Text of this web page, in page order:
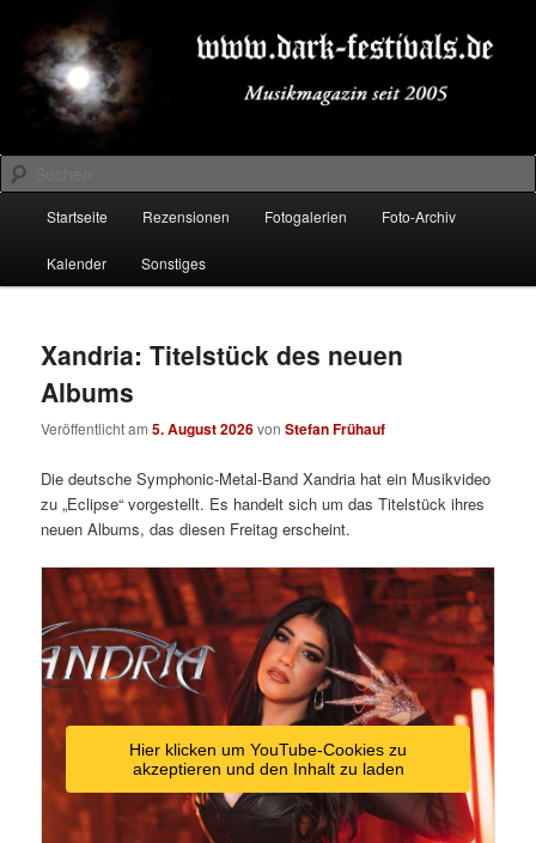
primären
Inhalt
springen
sekundären
Inhalt
springenDARK-FESTIVALS.DE
Suchen
Startseite Rezensionen Fotogalerien Foto-Archiv
Kalender Sonstiges
Xandria: Titelstück des neuen
Albums
Veröffentlicht am5. August 2026vonStefan Frühauf
Die deutsche Symphonic-Metal-Band Xandria hat ein Musikvideo
zu „Eclipse“ vorgestellt. Es handelt sich um das Titelstück ihres
neuen Albums, das diesen Freitag erscheint.
Hier klicken um YouTube-Cookies zu
akzeptieren und den Inhalt zu laden